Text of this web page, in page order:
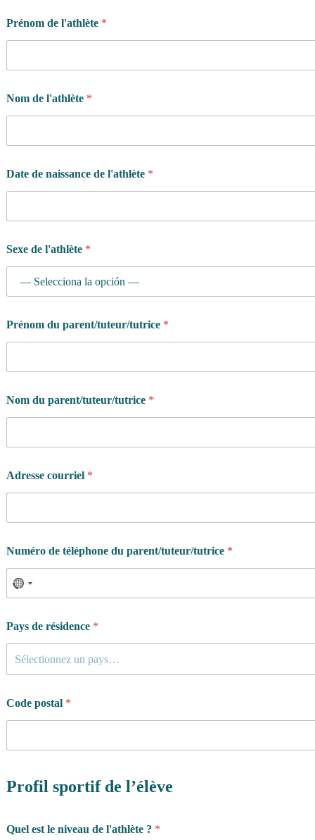
Prénom de l'athlète *
Nom de l'athlète *
e
c
n
a
r
r
u
Date de naissance de l'athlète *
Sexe de l'athlète *
Prénom du parent/tuteur/tutrice *
Nom du parent/tuteur/tutrice *
Adresse courriel *
Numéro de téléphone du parent/tuteur/tutrice *
Pays de résidence *
Sélectionnez un pays…
Code postal *
Profil sportif de l’élève
Quel est le niveau de l'athlète ? *